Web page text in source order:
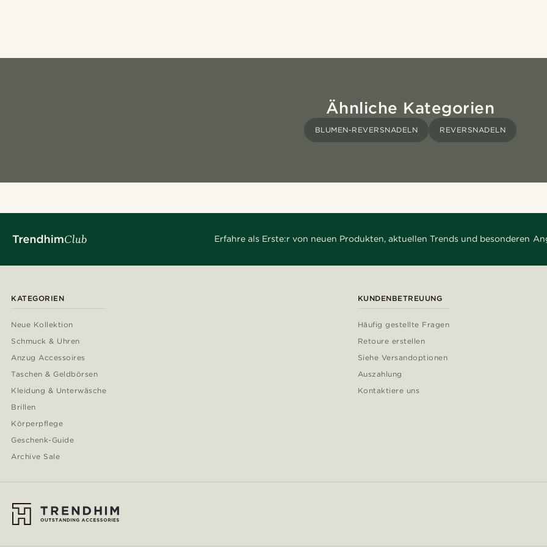
Ähnliche Kategorien
BLUMEN-REVERSNADELN REVERSNADELN
Erfahre als Erste:r von neuen Produkten, aktuellen Trends und besonderen
KATEGORIEN
Neue Kollektion
Schmuck & Uhren
Anzug Accessoires
Taschen & Geldbörsen
Kleidung & Unterwäsche
Brillen
Körperpflege
Geschenk-Guide
Archive Sale
KUNDENBETREUUNG
Häufig gestellte Fragen
Retoure erstellen
Siehe Versandoptionen
Auszahlung
Kontaktiere uns